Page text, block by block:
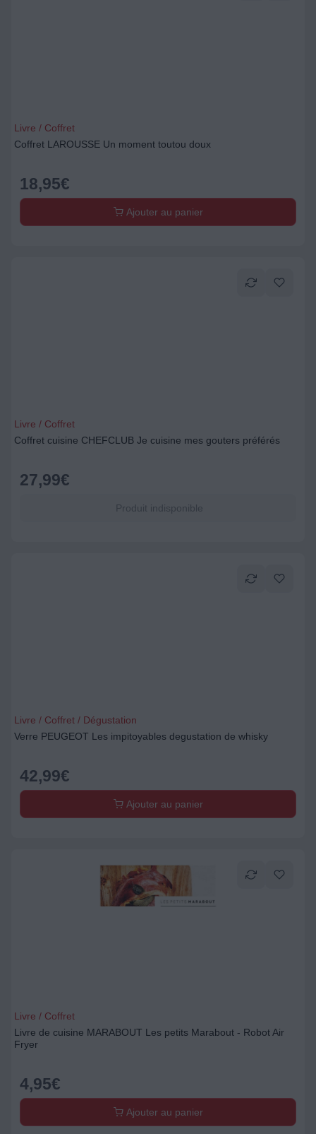
Livre / Coffret
Coffret LAROUSSE Un moment toutou doux
18,95€
Ajouter au panier
Livre / Coffret
Coffret cuisine CHEFCLUB Je cuisine mes gouters préférés
27,99€
Produit indisponible
Livre / Coffret / Dégustation
Verre PEUGEOT Les impitoyables degustation de whisky
42,99€
Ajouter au panier
Livre / Coffret
Livre de cuisine MARABOUT Les petits Marabout - Robot Air
Fryer
4,95€
Ajouter au panier